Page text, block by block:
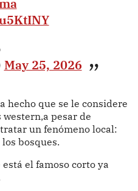
May 25, 2026
hecho que se le considere
pesar de
un fenómeno local:
bosques.
el famoso corto ya